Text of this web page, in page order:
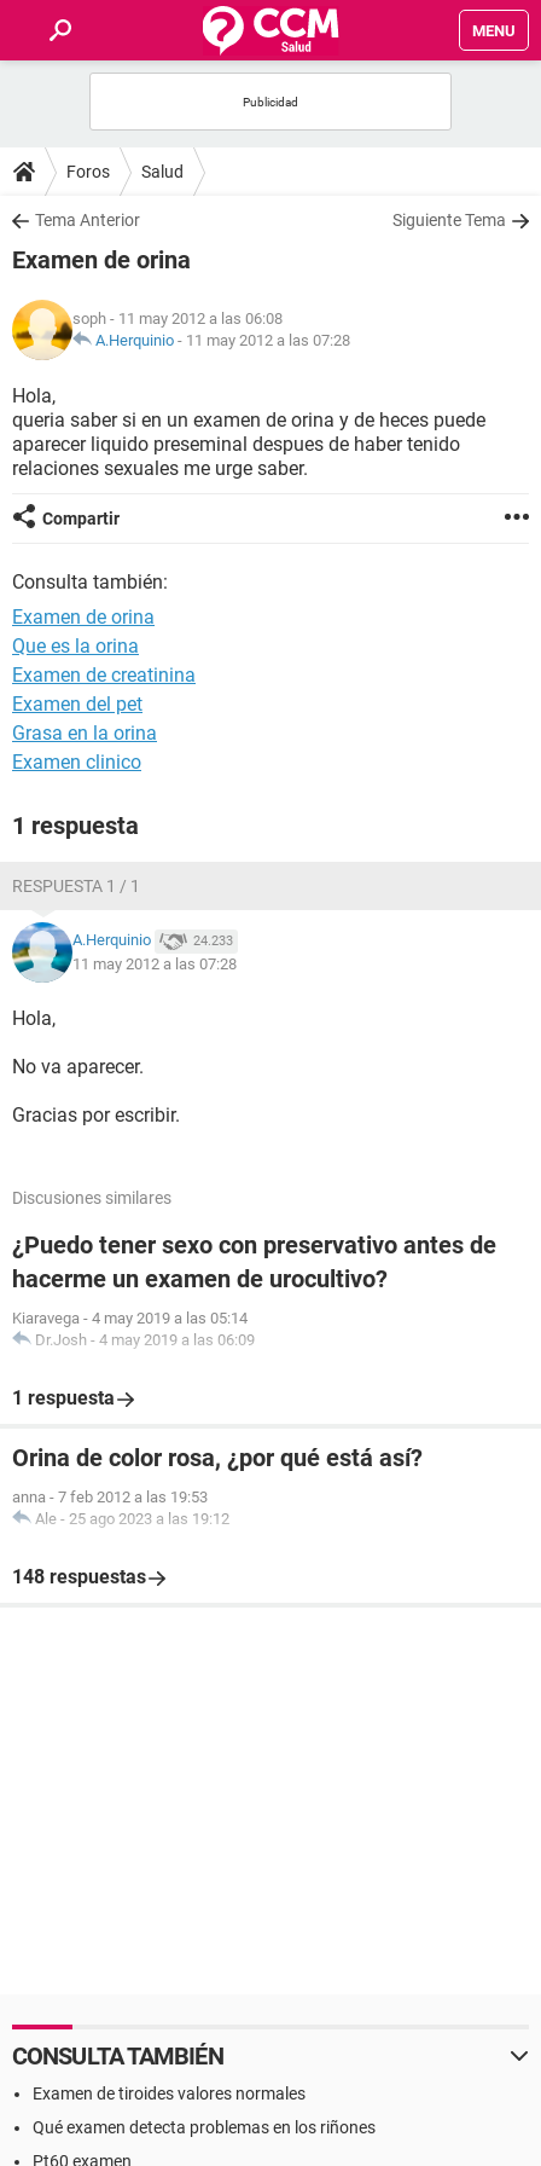
MENU
FOROS
SALUD
NUTRICIÓN
BIENESTAR
SEXUALIDAD
GLOSARIO
Foros Salud
Tema Anterior Siguiente Tema
Examen de orina
soph - 11 may 2012 a las 06:08
A.Herquinio - 11 may 2012 a las 07:28
Hola,
queria saber si en un examen de orina y de heces puede
aparecer liquido preseminal despues de haber tenido
relaciones sexuales me urge saber.
Compartir
Consulta también:
Examen de orina
Que es la orina
Examen de creatinina
Examen del pet
Grasa en la orina
Examen clinico
1 respuesta
RESPUESTA 1 / 1
A.Herquinio 24.233
11 may 2012 a las 07:28
Hola,
No va aparecer.
Gracias por escribir.
Discusiones similares
¿Puedo tener sexo con preservativo antes de
hacerme un examen de urocultivo?
Kiaravega - 4 may 2019 a las 05:14
Dr.Josh - 4 may 2019 a las 06:09
1 respuesta
Orina de color rosa, ¿por qué está así?
anna - 7 feb 2012 a las 19:53
Ale - 25 ago 2023 a las 19:12
148 respuestas
CONSULTA TAMBIÉN
Examen de tiroides valores normales
Qué examen detecta problemas en los riñones
Pt60 examen